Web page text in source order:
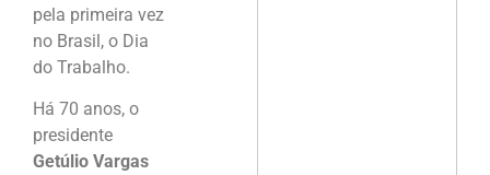
pela primeira vez
no Brasil, o Dia
do Trabalho.
Há 70 anos, o
presidente
Getúlio Vargas